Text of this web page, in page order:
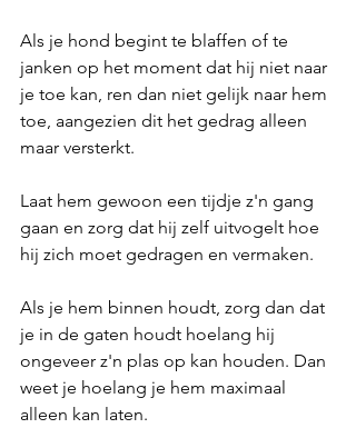
Als je hond begint te blaffen of te
janken op het moment dat hij niet naar
je toe kan, ren dan niet gelijk naar hem
toe, aangezien dit het gedrag alleen
maar versterkt.
Laat hem gewoon een tijdje z'n gang
gaan en zorg dat hij zelf uitvogelt hoe
hij zich moet gedragen en vermaken.
Als je hem binnen houdt, zorg dan dat
je in de gaten houdt hoelang hij
ongeveer z'n plas op kan houden. Dan
weet je hoelang je hem maximaal
alleen kan laten.